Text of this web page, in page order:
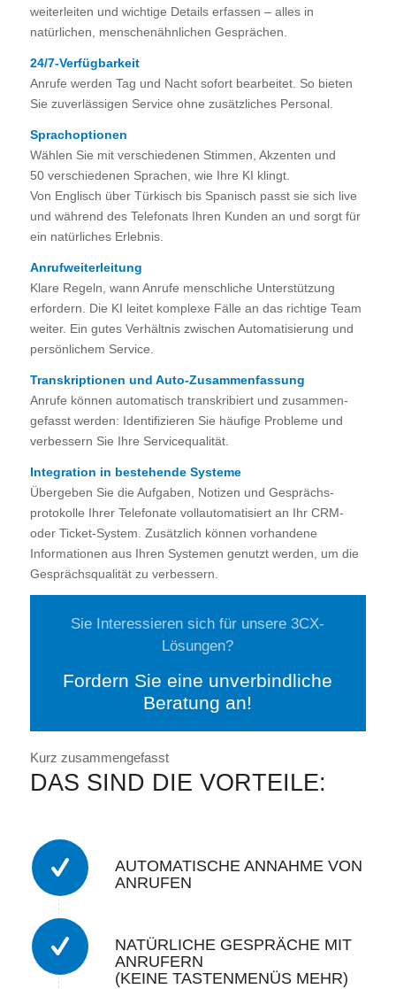
weiterleiten und wichtige Details erfassen – alles in
natürlichen, menschenähnlichen Gesprächen.
24/7-Verfügbarkeit
Anrufe werden Tag und Nacht sofort bearbeitet. So bieten
Sie zuverlässigen Service ohne zusätzliches Personal.
Sprachoptionen
Wählen Sie mit verschiedenen Stimmen, Akzenten und
50 verschiedenen Sprachen, wie Ihre KI klingt.
Von Englisch über Türkisch bis Spanisch passt sie sich live
und während des Telefonats Ihren Kunden an und sorgt für
ein natürliches Erlebnis.
Anrufweiterleitung
Klare Regeln, wann Anrufe menschliche Unterstützung
erfordern. Die KI leitet komplexe Fälle an das richtige Team
weiter. Ein gutes Verhältnis zwischen Automatisierung und
persönlichem Service.
Transkriptionen und Auto-Zusammenfassung
Anrufe können automatisch transkribiert und zusammen-
gefasst werden: Identifizieren Sie häufige Probleme und
verbessern Sie Ihre Servicequalität.
Integration in bestehende Systeme
Übergeben Sie die Aufgaben, Notizen und Gesprächs-
protokolle Ihrer Telefonate vollautomatisiert an Ihr CRM-
oder Ticket-System. Zusätzlich können vorhandene
Informationen aus Ihren Systemen genutzt werden, um die
Gesprächsqualität zu verbessern.
Sie Interessieren sich für unsere 3CX-
Lösungen?
Fordern Sie eine unverbindliche
Beratung an!
Kurz zusammengefasst
DAS SIND DIE VORTEILE:
AUTOMATISCHE ANNAHME VON
ANRUFEN
NATÜRLICHE GESPRÄCHE MIT
ANRUFERN
(KEINE TASTENMENÜS MEHR)